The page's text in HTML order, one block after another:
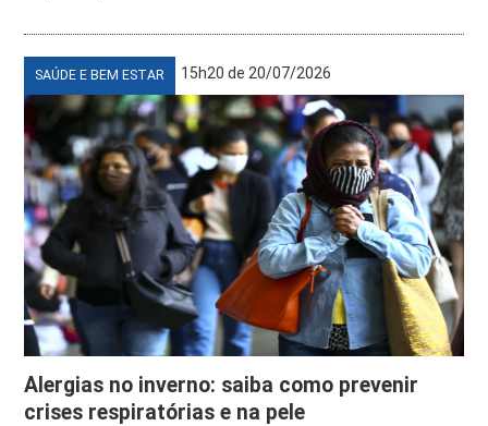
SAÚDE E BEM ESTAR 15h20 de 20/07/2026
Alergias no inverno: saiba como prevenir
crises respiratórias e na pele